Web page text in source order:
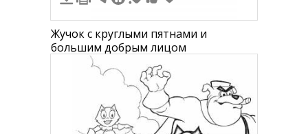
Жучок с круглыми пятнами и
большим добрым лицом